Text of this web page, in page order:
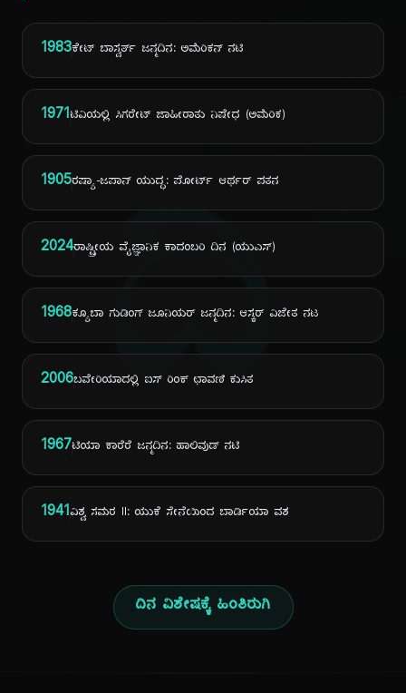
ದಿ
1983ಕೇಟ್ ಬಾಸ್ವರ್ತ್ ಜನ್ಮದಿನ: ಅಮೆರಿಕನ್ ನಟಿ
1971ಟಿವಿಯಲ್ಲಿ ಸಿಗರೇಟ್ ಜಾಹೀರಾತು ನಿಷೇಧ (ಅಮೆರಿಕ)
1905ರಷ್ಯಾ-ಜಪಾನ್ ಯುದ್ಧ: ಪೋರ್ಟ್ ಆರ್ಥರ್ ಪತನ
2024ರಾಷ್ಟ್ರೀಯ ವೈಜ್ಞಾನಿಕ ಕಾದಂಬರಿ ದಿನ (ಯುಎಸ್)
1968ಕ್ಯೂಬಾ ಗುಡಿಂಗ್ ಜೂನಿಯರ್ ಜನ್ಮದಿನ: ಆಸ್ಕರ್ ವಿಜೇತ ನಟ
2006ಬವೇರಿಯಾದಲ್ಲಿ ಐಸ್ ರಿಂಕ್ ಛಾವಣಿ ಕುಸಿತ
1967ಟಿಯಾ ಕಾರೆರೆ ಜನ್ಮದಿನ: ಹಾಲಿವುಡ್ ನಟಿ
1941ವಿಶ್ವ ಸಮರ II: ಯುಕೆ ಸೇನೆಯಿಂದ ಬಾರ್ಡಿಯಾ ವಶ
ದಿನ ವಿಶೇಷಕ್ಕೆ ಹಿಂತಿರುಗಿ